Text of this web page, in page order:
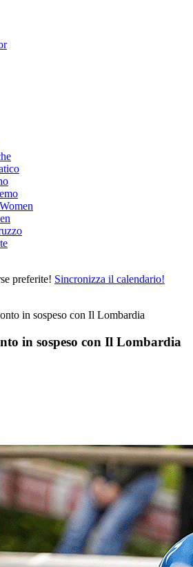
preferite! Sincronizza il calendario!
in sospeso con Il Lombardia
in sospeso con Il Lombardia